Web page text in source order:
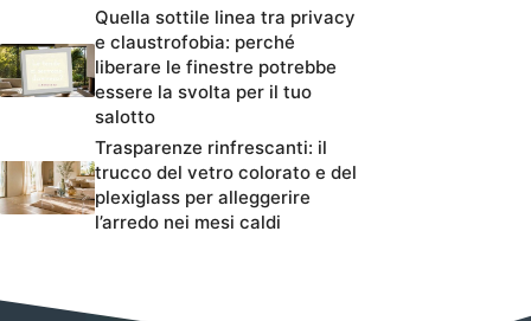
Quella sottile linea tra privacy
e claustrofobia: perché
liberare le finestre potrebbe
essere la svolta per il tuo
salotto
Trasparenze rinfrescanti: il
trucco del vetro colorato e del
plexiglass per alleggerire
l’arredo nei mesi caldi